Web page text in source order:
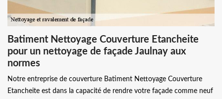
Batiment Nettoyage Couverture Etancheite
pour un nettoyage de façade Jaulnay aux
normes
Notre entreprise de couverture Batiment Nettoyage Couverture
Etancheite est dans la capacité de rendre votre façade comme neuf